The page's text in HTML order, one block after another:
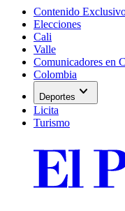
Contenido
Elecciones
Cali
Valle
Comunicadores en
Colombia
Deportes expand_more
Licita
Turismo